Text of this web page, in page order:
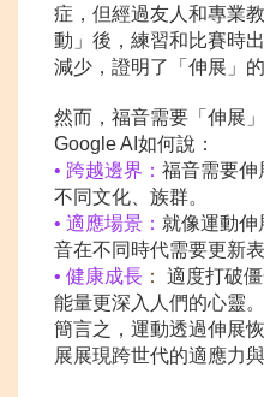
症，但經過友人和專業
動」後，練習和比賽時
減少，證明了「伸展」的
然而，福音需要「伸展
Google AI如何說：
• 跨越邊界： 福音需要伸
不同文化、族群。
• 適應場景： 就像運動
音在不同時代需要更新
• 健康成長 ：
適度打破
能量更深入人們的心靈。
簡言之，運動透過伸展
展展現跨世代的適應力與